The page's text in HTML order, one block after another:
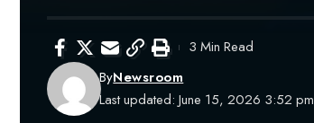
Last updated: June 15, 2026 3:52 pm
ByNewsroom
3 Min Read